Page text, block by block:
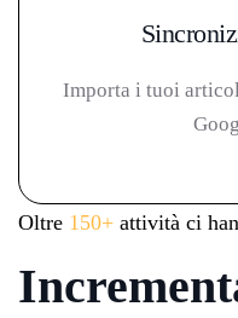
Importa i tuoi
Oltre 150+ attività ci